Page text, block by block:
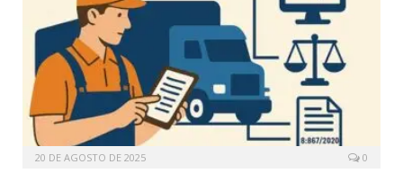
20 DE AGOSTO DE 2025 0